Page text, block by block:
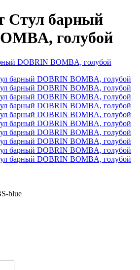
Стул барный
голубой
blue